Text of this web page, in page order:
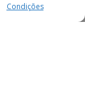
Condições